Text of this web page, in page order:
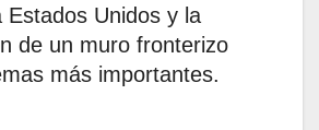
Estados Unidos y la
de un muro fronterizo
más importantes.